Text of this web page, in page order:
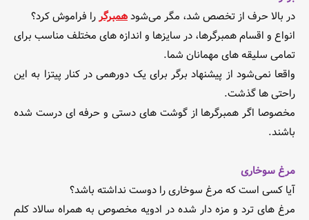
در بالا حرف از تخصص شد، مگر می‌شودهمبرگررا فراموش کرد؟
انواع و اقسام همبرگرها، در سایزها و اندازه های مختلف مناسب برای
تمامی سلیقه های مهمانان شما.
واقعا نمی‌شود از پیشنهاد برگر برای یک دورهمی در کنار پیتزا به این
راحتی ها گذشت.
مخصوصا اگر همبرگرها از گوشت های دستی و حرفه ای درست شده
باشند.
مرغ سوخاری
آیا کسی است که مرغ سوخاری را دوست نداشته باشد؟
مرغ های ترد و مزه دار شده در ادویه مخصوص به همراه سالاد کلم